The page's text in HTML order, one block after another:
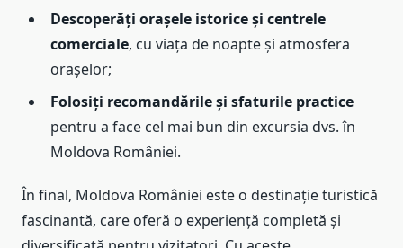
Descoperăți orașele istorice și centrele
comerciale, cu viața de noapte și atmosfera
orașelor;
Folosiți recomandările și sfaturile practice
pentru a face cel mai bun din excursia dvs. în
Moldova României.
În final, Moldova României este o destinație turistică
fascinantă, care oferă o experiență completă și